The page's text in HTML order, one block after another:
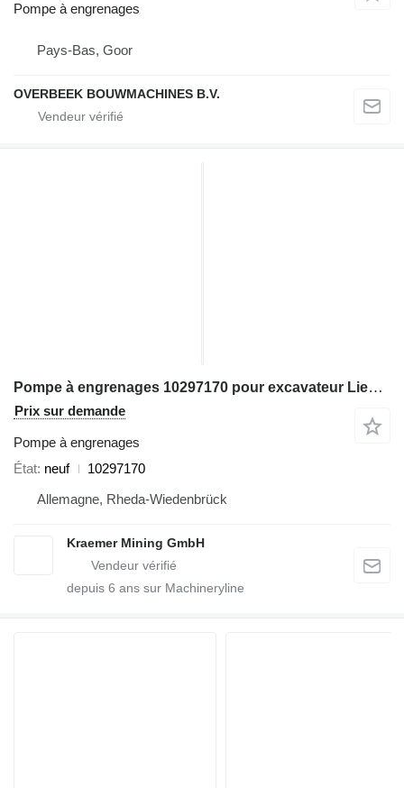
Pompe à engrenages
Pays-Bas, Goor
OVERBEEK BOUWMACHINES B.V.
Pompe à engrenages 10297170 pour excavateur Liebherr R994
Prix sur demande
Pompe à engrenages
État neuf
10297170
Allemagne, Rheda-Wiedenbrück
Kraemer Mining GmbH
depuis 6 ans sur Machineryline